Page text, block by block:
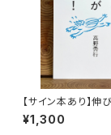
【サイン本あり】伸
ゆく！
¥1,300